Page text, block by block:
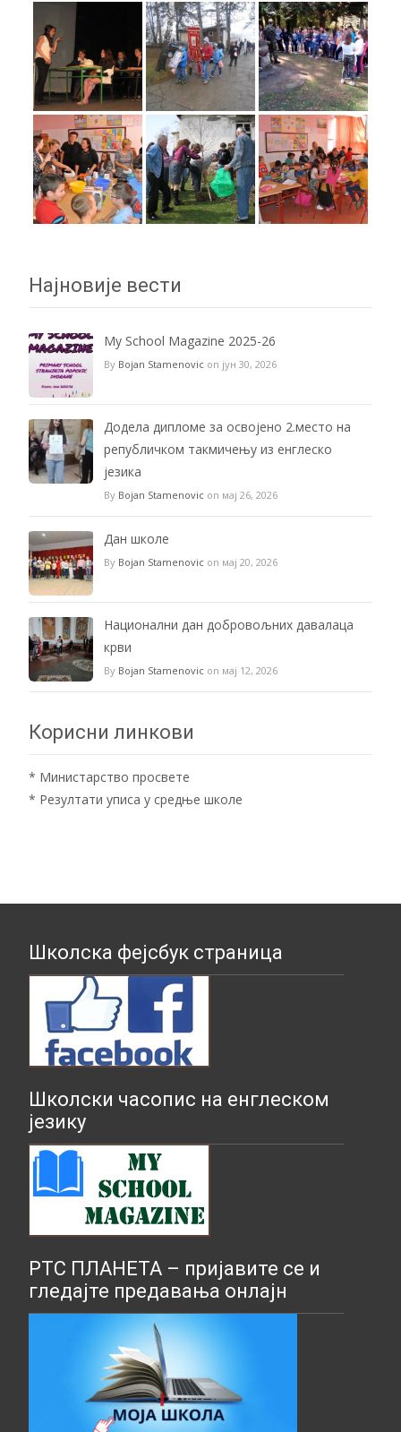
Најновије вести
My School Magazine 2025-26
By Bojan Stamenovic on јун 30, 2026
Додела дипломе за освојено 2.место на
републичком такмичењу из енглеско
језика
By Bojan Stamenovic on мај 26, 2026
Дан школе
By Bojan Stamenovic on мај 20, 2026
Национални дан добровољних давалаца
крви
By Bojan Stamenovic on мај 12, 2026
Корисни линкови
* Министарство просвете
* Резултати уписа у средње школе
Школска фејсбук страница
Школски часопис на енглеском
језику
РТС ПЛАНЕТА – пријавите се и
гледајте предавања онлајн